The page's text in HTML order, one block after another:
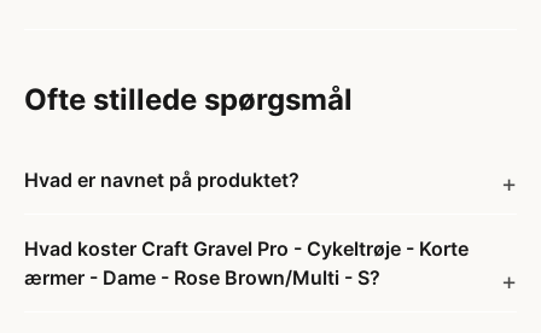
Ofte stillede spørgsmål
Hvad er navnet på produktet?
Hvad koster Craft Gravel Pro - Cykeltrøje - Korte
ærmer - Dame - Rose Brown/Multi - S?